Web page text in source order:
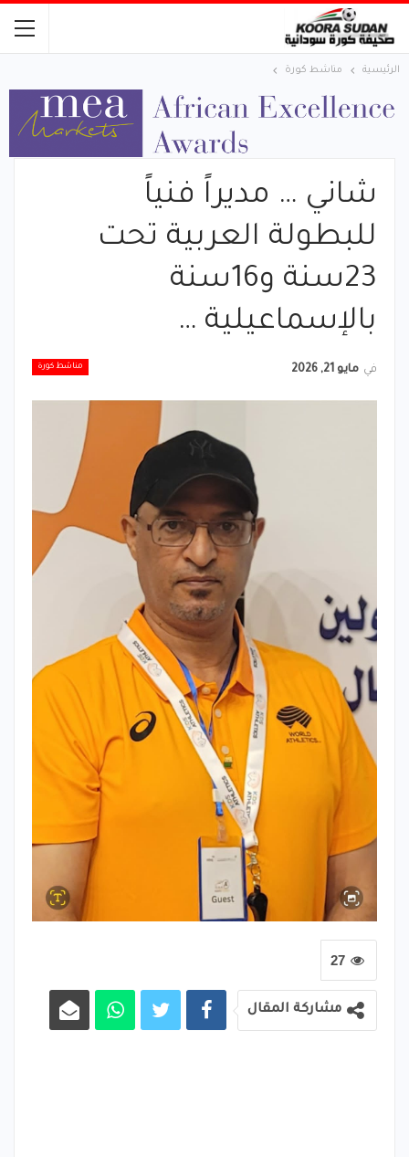
الرئيسية مناشط كورة
شاني … مديراً فنياً
للبطولة العربية تحت
23سنة و16سنة
بالإسماعيلية …
مناشط كورة في مايو 21, 2026
27
مشاركة المقال